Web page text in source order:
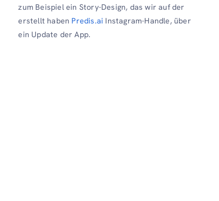
zum Beispiel ein Story-Design, das wir auf der
erstellt haben Predis.ai Instagram-Handle, über
ein Update der App.